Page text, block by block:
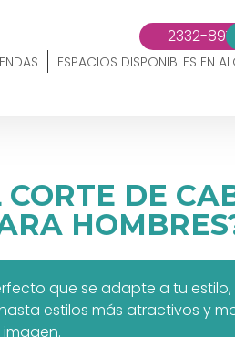
2332-8910
ESPACIOS DISPONIBLES EN
DE
que se adapte a tu
estilos más atractivos y